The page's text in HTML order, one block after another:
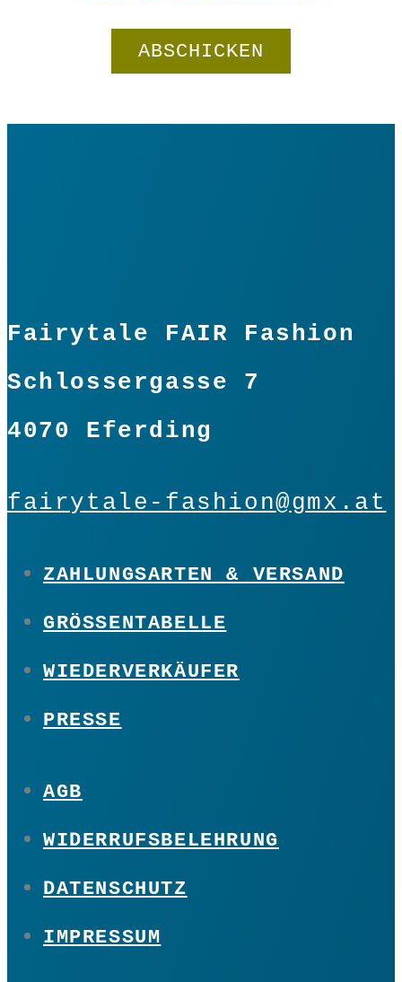
Fairytale FAIR Fashion
Schlossergasse 7
4070 Eferding
fairytale-fashion@gmx.at
ZAHLUNGSARTEN & VERSAND
GRÖSSENTABELLE
WIEDERVERKÄUFER
PRESSE
AGB
WIDERRUFSBELEHRUNG
DATENSCHUTZ
IMPRESSUM